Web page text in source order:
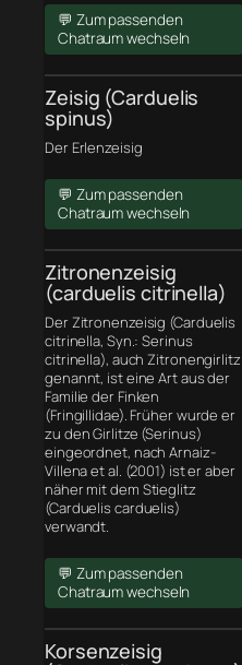
💬 Zum passenden
Chatraum wechseln
Zeisig (Carduelis
spinus)
Der Erlenzeisig
💬 Zum passenden
Chatraum wechseln
Zitronenzeisig
(carduelis citrinella)
Der Zitronenzeisig (Carduelis
citrinella, Syn.: Serinus
citrinella), auch Zitronengirlitz
genannt, ist eine Art aus der
Familie der Finken
(Fringillidae). Früher wurde er
zu den Girlitze (Serinus)
eingeordnet, nach Arnaiz-
Villena et al. (2001) ist er aber
näher mit dem Stieglitz
(Carduelis carduelis)
verwandt.
💬 Zum passenden
Chatraum wechseln
Korsenzeisig